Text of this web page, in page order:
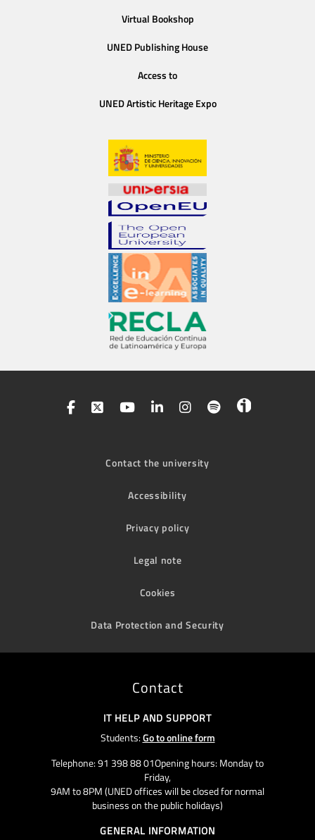
Virtual Bookshop
UNED Publishing House
Access to
UNED Artistic Heritage Expo
Contact the university
Accessibility
Privacy policy
Legal note
Cookies
Data Protection and Security
Contact
IT HELP AND SUPPORT
Students:Go to online form
Telephone: 91 398 88 01Opening hours: Monday to
Friday,
9AM to 8PM (UNED offices will be closed for normal
business on the public holidays)
GENERAL INFORMATION